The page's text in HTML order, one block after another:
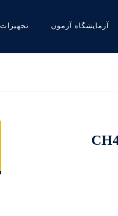
آزمایشگاه آزمون تجهیزات